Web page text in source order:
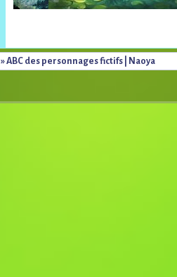
» ABC des personnages fictifs | Naoya